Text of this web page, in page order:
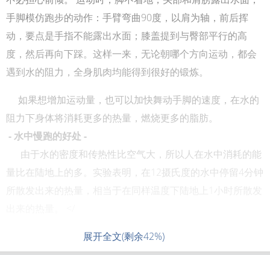
手脚模仿跑步的动作：手臂弯曲90度，以肩为轴，前后挥
动，要点是手指不能露出水面；膝盖提到与臀部平行的高
度，然后再向下踩。这样一来，无论朝哪个方向运动，都会
遇到水的阻力，全身肌肉均能得到很好的锻炼。
如果想增加运动量，也可以加快舞动手脚的速度，在水的
阻力下身体将消耗更多的热量，燃烧更多的脂肪。
- 水中慢跑的好处 -
由于水的密度和传热性比空气大，所以人在水中消耗的能
量比在陆地上的多。实验表明，在12摄氏度的水中停留4分钟
展开全文(剩余42%)